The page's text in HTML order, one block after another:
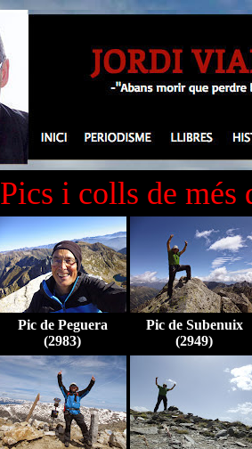
Pics i colls de més
Pic de Peguera
(2983)
Pic de Subenuix
(2949)